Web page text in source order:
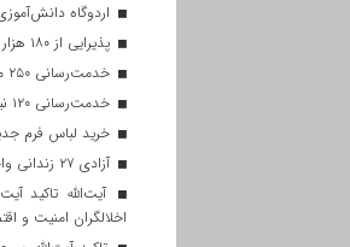
اردوگاه
پذیرایی از ۱۸۰ هزار زائر اربعین در مسجد جمکران
خدمت‌رسانی ۲۵۰ موکب در مسیر پیاده‌روی اربعین در قم
خدمت‌رسانی ۱۲۰ نیروی هلال احمر قمی در اربعین
خرید لباس فرم
آزادی ۲۷ زندانی واجد شرایط در قم به مناسبت اربعین
آیت‌الله تاکید
اخلالگران امنیت و